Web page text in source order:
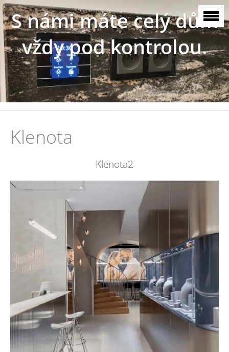
S námi máte celý dům
vždy pod kontrolou.
Klenota
Klenota2